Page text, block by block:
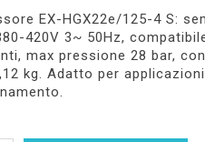
EX-HGX22e/125-4 S:
420V 3~ 50Hz,
max pressione 28 bar,
kg. Adatto per